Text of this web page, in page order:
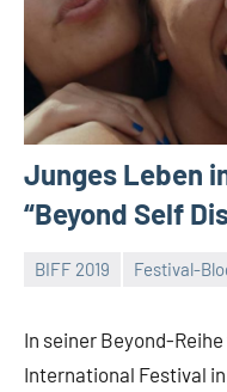
Junges Leben
“Beyond Self
BIFF 2019 Festival-
In seiner Beyond-
International Festival